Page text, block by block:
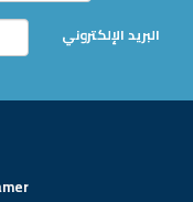
البريد الإلكتروني